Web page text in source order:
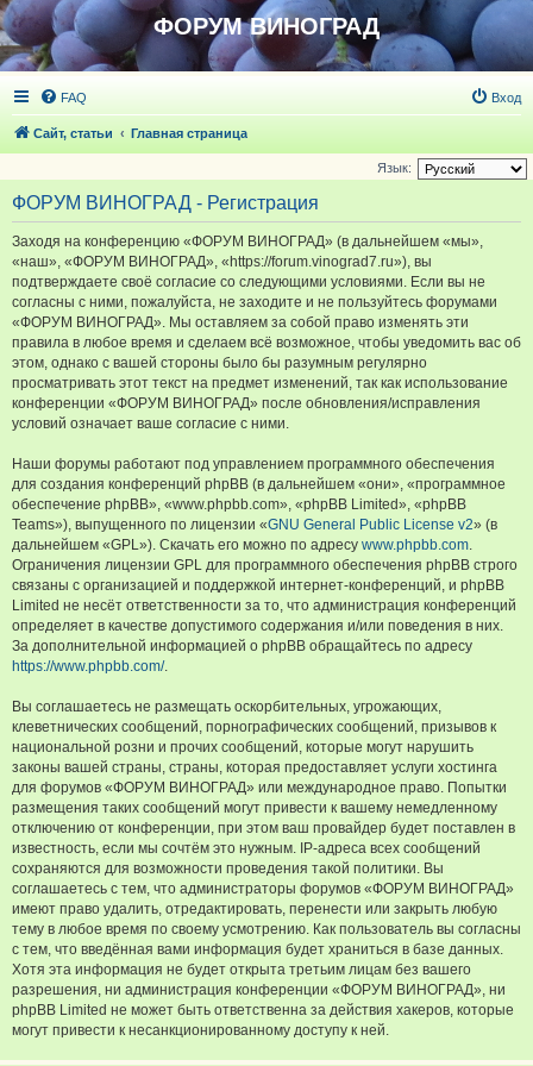
ФОРУМ ВИНОГРАД
FAQ Вход
Сайт, статьи Главная страница
Язык:
ФОРУМ ВИНОГРАД - Регистрация
Заходя на конференцию «ФОРУМ ВИНОГРАД» (в дальнейшем «мы»,
«наш», «ФОРУМ ВИНОГРАД», «https://forum.vinograd7.ru»), вы
подтверждаете своё согласие со следующими условиями. Если вы не
согласны с ними, пожалуйста, не заходите и не пользуйтесь форумами
«ФОРУМ ВИНОГРАД». Мы оставляем за собой право изменять эти
правила в любое время и сделаем всё возможное, чтобы уведомить вас об
этом, однако с вашей стороны было бы разумным регулярно
просматривать этот текст на предмет изменений, так как использование
конференции «ФОРУМ ВИНОГРАД» после обновления/исправления
условий означает ваше согласие с ними.
Наши форумы работают под управлением программного обеспечения
для создания конференций phpBB (в дальнейшем «они», «программное
обеспечение phpBB», «www.phpbb.com», «phpBB Limited», «phpBB
Teams»), выпущенного по лицензии «GNU General Public License v2» (в
дальнейшем «GPL»). Скачать его можно по адресу www.phpbb.com.
Ограничения лицензии GPL для программного обеспечения phpBB строго
связаны с организацией и поддержкой интернет-конференций, и phpBB
Limited не несёт ответственности за то, что администрация конференций
определяет в качестве допустимого содержания и/или поведения в них.
За дополнительной информацией о phpBB обращайтесь по адресу
https://www.phpbb.com/.
Вы соглашаетесь не размещать оскорбительных, угрожающих,
клеветнических сообщений, порнографических сообщений, призывов к
национальной розни и прочих сообщений, которые могут нарушить
законы вашей страны, страны, которая предоставляет услуги хостинга
для форумов «ФОРУМ ВИНОГРАД» или международное право. Попытки
размещения таких сообщений могут привести к вашему немедленному
отключению от конференции, при этом ваш провайдер будет поставлен в
известность, если мы сочтём это нужным. IP-адреса всех сообщений
сохраняются для возможности проведения такой политики. Вы
соглашаетесь с тем, что администраторы форумов «ФОРУМ ВИНОГРАД»
имеют право удалить, отредактировать, перенести или закрыть любую
тему в любое время по своему усмотрению. Как пользователь вы согласны
с тем, что введённая вами информация будет храниться в базе данных.
Хотя эта информация не будет открыта третьим лицам без вашего
разрешения, ни администрация конференции «ФОРУМ ВИНОГРАД», ни
phpBB Limited не может быть ответственна за действия хакеров, которые
могут привести к несанкционированному доступу к ней.